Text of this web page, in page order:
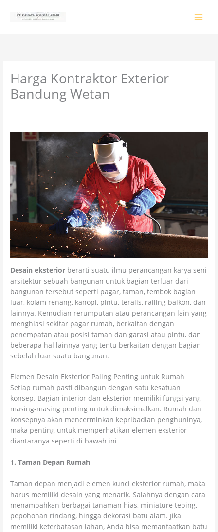
Harga Kontraktor Exterior
Bandung Wetan
Desain eksterior berarti suatu ilmu perancangan karya seni
arsitektur sebuah bangunan untuk bagian terluar dari
bangunan tersebut seperti pagar, taman, tembok bagian
luar, kolam renang, kanopi, pintu, teralis, railing balkon, dan
lainnya. Kemudian rerumputan atau perancangan lain yang
menghiasi sekitar pagar rumah, berkaitan dengan
penempatan atau posisi taman dan garasi atau pintu, dan
beberapa hal lainnya yang tentu berkaitan dengan bagian
sebelah luar suatu bangunan.
Elemen Desain Eksterior Paling Penting untuk Rumah
Setiap rumah pasti dibangun dengan satu kesatuan
konsep. Bagian interior dan eksterior memiliki fungsi yang
masing-masing penting untuk dimaksimalkan. Rumah dan
konsepnya akan mencerminkan kepribadian penghuninya,
maka penting untuk memperhatikan elemen eksterior
diantaranya seperti di bawah ini.
1. Taman Depan Rumah
Taman depan menjadi elemen kunci eksterior rumah, maka
harus memiliki desain yang menarik. Salahnya dengan cara
menambahkan berbagai tanaman hias, miniature tebing,
pepohonan rindang, hingga dekorasi batu alam. Jika
memiliki keterbatasan lahan, Anda bisa memanfaatkan batu